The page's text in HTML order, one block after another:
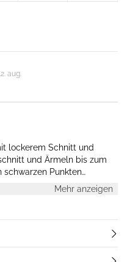
aug.
lockerem Schnitt und
und Ärmeln bis zum
schwarzen Punkten
Stoff – ideal für den
Mehr anzeigen